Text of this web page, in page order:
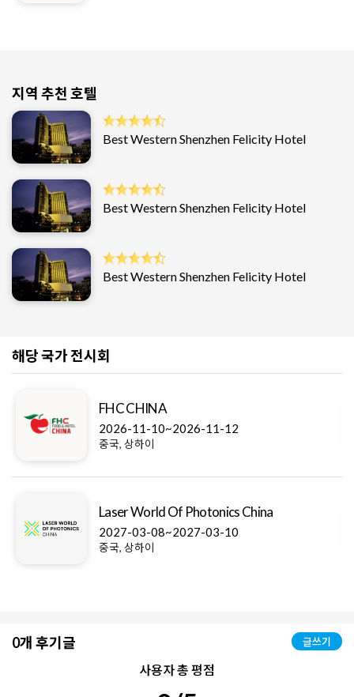
지역 추천 호텔
Best Western Shenzhen Felicity Hotel
Best Western Shenzhen Felicity Hotel
Best Western Shenzhen Felicity Hotel
해당 국가 전시회
FHC CHINA
2026-11-10~2026-11-12
중국, 상하이
Laser World Of Photonics China
2027-03-08~2027-03-10
중국, 상하이
0개 후기글 글쓰기
사용자 총 평점